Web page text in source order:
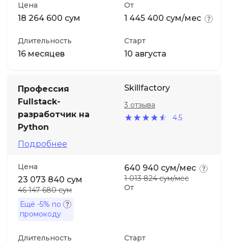
Цена
18 264 600 сум
От
1 445 400 сум/мес
Длительность
16 месяцев
Старт
10 августа
Профессия
Fullstack-
разработчик на
Python
Подробнее
Skillfactory
4.5
3 отзыва
Цена
23 073 840 сум
46 147 680 сум
Ещё -5% по
промокоду
От
640 940 сум/мес
1 013 824 сум/мес
Длительность Старт